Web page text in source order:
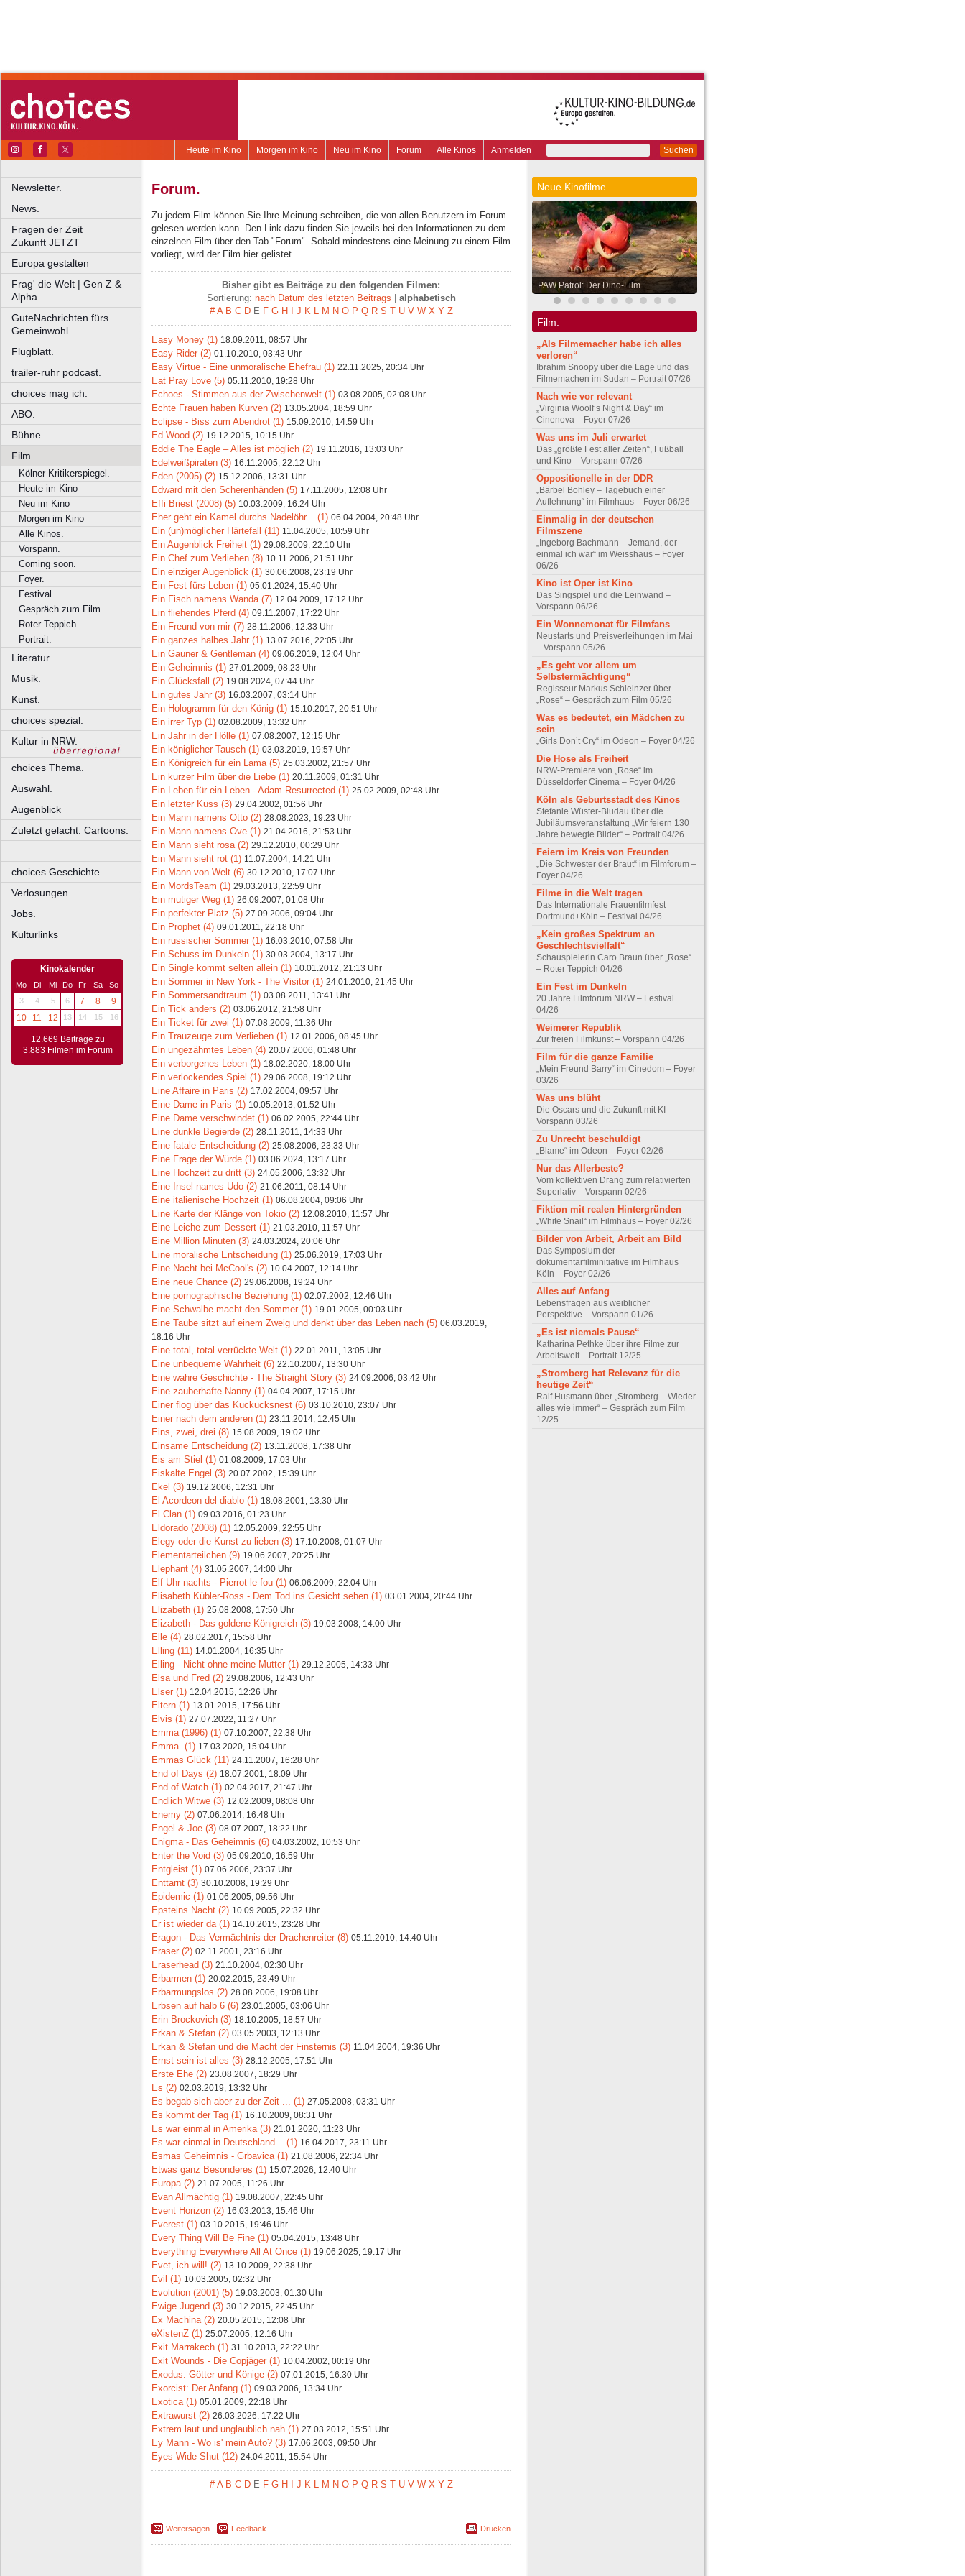
Suchen
Anmelden
Alle Kinos
Forum
Neu im Kino
Morgen im Kino
Heute im Kino
Newsletter.
News.
Fragen der Zeit
Zukunft JETZT
Europa gestalten
Frag' die Welt | Gen Z &
Alpha
GuteNachrichten fürs
Gemeinwohl
Flugblatt.
trailer-ruhr podcast.
choices mag ich.
ABO.
Bühne.
Film.
Kölner Kritikerspiegel.
Heute im Kino
Neu im Kino
Morgen im Kino
Alle Kinos.
Vorspann.
Coming soon.
Foyer.
Festival.
Gespräch zum Film.
Roter Teppich.
Portrait.
Literatur.
Musik.
Kunst.
choices spezial.
Kultur in NRW.
choices Thema.
Auswahl.
Augenblick
Zuletzt gelacht: Cartoons.
––––––––––––––––––––
choices Geschichte.
Verlosungen.
Jobs.
Kulturlinks
Kinokalender
Mo Di Mi Do Fr Sa
So
3
4 5 6 7 8
9
10
11 12 13 14 15 16
12.669 Beiträge zu
3.883 Filmen im Forum
Forum.
Zu jedem Film können Sie Ihre Meinung schreiben, die von allen Benutzern im Forum
gelesen werden kann. Den Link dazu finden Sie jeweils bei den Informationen zu dem
einzelnen Film über den Tab "Forum". Sobald mindestens eine Meinung zu einem Film
vorliegt, wird der Film hier gelistet.
Bisher gibt es Beiträge zu den folgenden Filmen:
Sortierung: nach Datum des letzten Beitrags | alphabetisch
# A B C DE F G H I J K L M N O P Q R S T U V W X Y Z
Easy Money (1) 18.09.2011, 08:57 Uhr
Easy Rider (2) 01.10.2010, 03:43 Uhr
Easy Virtue - Eine unmoralische Ehefrau (1) 22.11.2025, 20:34 Uhr
Eat Pray Love (5) 05.11.2010, 19:28 Uhr
Echoes - Stimmen aus der Zwischenwelt (1) 03.08.2005, 02:08 Uhr
Echte Frauen haben Kurven (2) 13.05.2004, 18:59 Uhr
Eclipse - Biss zum Abendrot (1) 15.09.2010, 14:59 Uhr
Ed Wood (2) 19.12.2015, 10:15 Uhr
Eddie The Eagle – Alles ist möglich (2) 19.11.2016, 13:03 Uhr
Edelweißpiraten (3) 16.11.2005, 22:12 Uhr
Eden (2005) (2) 15.12.2006, 13:31 Uhr
Edward mit den Scherenhänden (5) 17.11.2005, 12:08 Uhr
Effi Briest (2008) (5) 10.03.2009, 16:24 Uhr
Eher geht ein Kamel durchs Nadelöhr... (1) 06.04.2004, 20:48 Uhr
Ein (un)möglicher Härtefall (11) 11.04.2005, 10:59 Uhr
Ein Augenblick Freiheit (1) 29.08.2009, 22:10 Uhr
Ein Chef zum Verlieben (8) 10.11.2006, 21:51 Uhr
Ein einziger Augenblick (1) 30.06.2008, 23:19 Uhr
Ein Fest fürs Leben (1) 05.01.2024, 15:40 Uhr
Ein Fisch namens Wanda (7) 12.04.2009, 17:12 Uhr
Ein fliehendes Pferd (4) 09.11.2007, 17:22 Uhr
Ein Freund von mir (7) 28.11.2006, 12:33 Uhr
Ein ganzes halbes Jahr (1) 13.07.2016, 22:05 Uhr
Ein Gauner & Gentleman (4) 09.06.2019, 12:04 Uhr
Ein Geheimnis (1) 27.01.2009, 08:23 Uhr
Ein Glücksfall (2) 19.08.2024, 07:44 Uhr
Ein gutes Jahr (3) 16.03.2007, 03:14 Uhr
Ein Hologramm für den König (1) 15.10.2017, 20:51 Uhr
Ein irrer Typ (1) 02.08.2009, 13:32 Uhr
Ein Jahr in der Hölle (1) 07.08.2007, 12:15 Uhr
Ein königlicher Tausch (1) 03.03.2019, 19:57 Uhr
Ein Königreich für ein Lama (5) 25.03.2002, 21:57 Uhr
Ein kurzer Film über die Liebe (1) 20.11.2009, 01:31 Uhr
Ein Leben für ein Leben - Adam Resurrected (1) 25.02.2009, 02:48 Uhr
Ein letzter Kuss (3) 29.04.2002, 01:56 Uhr
Ein Mann namens Otto (2) 28.08.2023, 19:23 Uhr
Ein Mann namens Ove (1) 21.04.2016, 21:53 Uhr
Ein Mann sieht rosa (2) 29.12.2010, 00:29 Uhr
Ein Mann sieht rot (1) 11.07.2004, 14:21 Uhr
Ein Mann von Welt (6) 30.12.2010, 17:07 Uhr
Ein MordsTeam (1) 29.03.2013, 22:59 Uhr
Ein mutiger Weg (1) 26.09.2007, 01:08 Uhr
Ein perfekter Platz (5) 27.09.2006, 09:04 Uhr
Ein Prophet (4) 09.01.2011, 22:18 Uhr
Ein russischer Sommer (1) 16.03.2010, 07:58 Uhr
Ein Schuss im Dunkeln (1) 30.03.2004, 13:17 Uhr
Ein Single kommt selten allein (1) 10.01.2012, 21:13 Uhr
Ein Sommer in New York - The Visitor (1) 24.01.2010, 21:45 Uhr
Ein Sommersandtraum (1) 03.08.2011, 13:41 Uhr
Ein Tick anders (2) 03.06.2012, 21:58 Uhr
Ein Ticket für zwei (1) 07.08.2009, 11:36 Uhr
Ein Trauzeuge zum Verlieben (1) 12.01.2006, 08:45 Uhr
Ein ungezähmtes Leben (4) 20.07.2006, 01:48 Uhr
Ein verborgenes Leben (1) 18.02.2020, 18:00 Uhr
Ein verlockendes Spiel (1) 29.06.2008, 19:12 Uhr
Eine Affaire in Paris (2) 17.02.2004, 09:57 Uhr
Eine Dame in Paris (1) 10.05.2013, 01:52 Uhr
Eine Dame verschwindet (1) 06.02.2005, 22:44 Uhr
Eine dunkle Begierde (2) 28.11.2011, 14:33 Uhr
Eine fatale Entscheidung (2) 25.08.2006, 23:33 Uhr
Eine Frage der Würde (1) 03.06.2024, 13:17 Uhr
Eine Hochzeit zu dritt (3) 24.05.2006, 13:32 Uhr
Eine Insel names Udo (2) 21.06.2011, 08:14 Uhr
Eine italienische Hochzeit (1) 06.08.2004, 09:06 Uhr
Eine Karte der Klänge von Tokio (2) 12.08.2010, 11:57 Uhr
Eine Leiche zum Dessert (1) 21.03.2010, 11:57 Uhr
Eine Million Minuten (3) 24.03.2024, 20:06 Uhr
Eine moralische Entscheidung (1) 25.06.2019, 17:03 Uhr
Eine Nacht bei McCool's (2) 10.04.2007, 12:14 Uhr
Eine neue Chance (2) 29.06.2008, 19:24 Uhr
Eine pornographische Beziehung (1) 02.07.2002, 12:46 Uhr
Eine Schwalbe macht den Sommer (1) 19.01.2005, 00:03 Uhr
Eine Taube sitzt auf einem Zweig und denkt über das Leben nach (5) 06.03.2019,
18:16 Uhr
Eine total, total verrückte Welt (1) 22.01.2011, 13:05 Uhr
Eine unbequeme Wahrheit (6) 22.10.2007, 13:30 Uhr
Eine wahre Geschichte - The Straight Story (3) 24.09.2006, 03:42 Uhr
Eine zauberhafte Nanny (1) 04.04.2007, 17:15 Uhr
Einer flog über das Kuckucksnest (6) 03.10.2010, 23:07 Uhr
Einer nach dem anderen (1) 23.11.2014, 12:45 Uhr
Eins, zwei, drei (8) 15.08.2009, 19:02 Uhr
Einsame Entscheidung (2) 13.11.2008, 17:38 Uhr
Eis am Stiel (1) 01.08.2009, 17:03 Uhr
Eiskalte Engel (3) 20.07.2002, 15:39 Uhr
Ekel (3) 19.12.2006, 12:31 Uhr
El Acordeon del diablo (1) 18.08.2001, 13:30 Uhr
El Clan (1) 09.03.2016, 01:23 Uhr
Eldorado (2008) (1) 12.05.2009, 22:55 Uhr
Elegy oder die Kunst zu lieben (3) 17.10.2008, 01:07 Uhr
Elementarteilchen (9) 19.06.2007, 20:25 Uhr
Elephant (4) 31.05.2007, 14:00 Uhr
Elf Uhr nachts - Pierrot le fou (1) 06.06.2009, 22:04 Uhr
Elisabeth Kübler-Ross - Dem Tod ins Gesicht sehen (1) 03.01.2004, 20:44 Uhr
Elizabeth (1) 25.08.2008, 17:50 Uhr
Elizabeth - Das goldene Königreich (3) 19.03.2008, 14:00 Uhr
Elle (4) 28.02.2017, 15:58 Uhr
Elling (11) 14.01.2004, 16:35 Uhr
Elling - Nicht ohne meine Mutter (1) 29.12.2005, 14:33 Uhr
Elsa und Fred (2) 29.08.2006, 12:43 Uhr
Elser (1) 12.04.2015, 12:26 Uhr
Eltern (1) 13.01.2015, 17:56 Uhr
Elvis (1) 27.07.2022, 11:27 Uhr
Emma (1996) (1) 07.10.2007, 22:38 Uhr
Emma. (1) 17.03.2020, 15:04 Uhr
Emmas Glück (11) 24.11.2007, 16:28 Uhr
End of Days (2) 18.07.2001, 18:09 Uhr
End of Watch (1) 02.04.2017, 21:47 Uhr
Endlich Witwe (3) 12.02.2009, 08:08 Uhr
Enemy (2) 07.06.2014, 16:48 Uhr
Engel & Joe (3) 08.07.2007, 18:22 Uhr
Enigma - Das Geheimnis (6) 04.03.2002, 10:53 Uhr
Enter the Void (3) 05.09.2010, 16:59 Uhr
Entgleist (1) 07.06.2006, 23:37 Uhr
Enttarnt (3) 30.10.2008, 19:29 Uhr
Epidemic (1) 01.06.2005, 09:56 Uhr
Epsteins Nacht (2) 10.09.2005, 22:32 Uhr
Er ist wieder da (1) 14.10.2015, 23:28 Uhr
Eragon - Das Vermächtnis der Drachenreiter (8) 05.11.2010, 14:40 Uhr
Eraser (2) 02.11.2001, 23:16 Uhr
Eraserhead (3) 21.10.2004, 02:30 Uhr
Erbarmen (1) 20.02.2015, 23:49 Uhr
Erbarmungslos (2) 28.08.2006, 19:08 Uhr
Erbsen auf halb 6 (6) 23.01.2005, 03:06 Uhr
Erin Brockovich (3) 18.10.2005, 18:57 Uhr
Erkan & Stefan (2) 03.05.2003, 12:13 Uhr
Erkan & Stefan und die Macht der Finsternis (3) 11.04.2004, 19:36 Uhr
Ernst sein ist alles (3) 28.12.2005, 17:51 Uhr
Erste Ehe (2) 23.08.2007, 18:29 Uhr
Es (2) 02.03.2019, 13:32 Uhr
Es begab sich aber zu der Zeit ... (1) 27.05.2008, 03:31 Uhr
Es kommt der Tag (1) 16.10.2009, 08:31 Uhr
Es war einmal in Amerika (3) 21.01.2020, 11:23 Uhr
Es war einmal in Deutschland... (1) 16.04.2017, 23:11 Uhr
Esmas Geheimnis - Grbavica (1) 21.08.2006, 22:34 Uhr
Etwas ganz Besonderes (1) 15.07.2026, 12:40 Uhr
Europa (2) 21.07.2005, 11:26 Uhr
Evan Allmächtig (1) 19.08.2007, 22:45 Uhr
Event Horizon (2) 16.03.2013, 15:46 Uhr
Everest (1) 03.10.2015, 19:46 Uhr
Every Thing Will Be Fine (1) 05.04.2015, 13:48 Uhr
Everything Everywhere All At Once (1) 19.06.2025, 19:17 Uhr
Evet, ich will! (2) 13.10.2009, 22:38 Uhr
Evil (1) 10.03.2005, 02:32 Uhr
Evolution (2001) (5) 19.03.2003, 01:30 Uhr
Ewige Jugend (3) 30.12.2015, 22:45 Uhr
Ex Machina (2) 20.05.2015, 12:08 Uhr
eXistenZ (1) 25.07.2005, 12:16 Uhr
Exit Marrakech (1) 31.10.2013, 22:22 Uhr
Exit Wounds - Die Copjäger (1) 10.04.2002, 00:19 Uhr
Exodus: Götter und Könige (2) 07.01.2015, 16:30 Uhr
Exorcist: Der Anfang (1) 09.03.2006, 13:34 Uhr
Exotica (1) 05.01.2009, 22:18 Uhr
Extrawurst (2) 26.03.2026, 17:22 Uhr
Extrem laut und unglaublich nah (1) 27.03.2012, 15:51 Uhr
Ey Mann - Wo is' mein Auto? (3) 17.06.2003, 09:50 Uhr
Eyes Wide Shut (12) 24.04.2011, 15:54 Uhr
# A B C DE F G H I J K L M N O P Q R S T U V W X Y Z
Weitersagen Feedback Drucken
Neue Kinofilme
PAW Patrol: Der Dino-Film
Film.
„Als Filmemacher habe ich alles
verloren“
Ibrahim Snoopy über die Lage und das
Filmemachen im Sudan – Portrait 07/26
Nach wie vor relevant
„Virginia Woolf’s Night & Day“ im
Cinenova – Foyer 07/26
Was uns im Juli erwartet
Das „größte Fest aller Zeiten“, Fußball
und Kino – Vorspann 07/26
Oppositionelle in der DDR
„Bärbel Bohley – Tagebuch einer
Auflehnung“ im Filmhaus – Foyer 06/26
Einmalig in der deutschen
Filmszene
„Ingeborg Bachmann – Jemand, der
einmal ich war“ im Weisshaus – Foyer
06/26
Kino ist Oper ist Kino
Das Singspiel und die Leinwand –
Vorspann 06/26
Ein Wonnemonat für Filmfans
Neustarts und Preisverleihungen im Mai
– Vorspann 05/26
„Es geht vor allem um
Selbstermächtigung“
Regisseur Markus Schleinzer über
„Rose“ – Gespräch zum Film 05/26
Was es bedeutet, ein Mädchen zu
sein
„Girls Don’t Cry“ im Odeon – Foyer 04/26
Die Hose als Freiheit
NRW-Premiere von „Rose“ im
Düsseldorfer Cinema – Foyer 04/26
Köln als Geburtsstadt des Kinos
Stefanie Wüster-Bludau über die
Jubiläumsveranstaltung „Wir feiern 130
Jahre bewegte Bilder“ – Portrait 04/26
Feiern im Kreis von Freunden
„Die Schwester der Braut“ im Filmforum –
Foyer 04/26
Filme in die Welt tragen
Das Internationale Frauenfilmfest
Dortmund+Köln – Festival 04/26
„Kein großes Spektrum an
Geschlechtsvielfalt“
Schauspielerin Caro Braun über „Rose“
– Roter Teppich 04/26
Ein Fest im Dunkeln
20 Jahre Filmforum NRW – Festival
04/26
Weimerer Republik
Zur freien Filmkunst – Vorspann 04/26
Film für die ganze Familie
„Mein Freund Barry“ im Cinedom – Foyer
03/26
Was uns blüht
Die Oscars und die Zukunft mit KI –
Vorspann 03/26
Zu Unrecht beschuldigt
„Blame“ im Odeon – Foyer 02/26
Nur das Allerbeste?
Vom kollektiven Drang zum relativierten
Superlativ – Vorspann 02/26
Fiktion mit realen Hintergründen
„White Snail“ im Filmhaus – Foyer 02/26
Bilder von Arbeit, Arbeit am Bild
Das Symposium der
dokumentarfilminitiative im Filmhaus
Köln – Foyer 02/26
Alles auf Anfang
Lebensfragen aus weiblicher
Perspektive – Vorspann 01/26
„Es ist niemals Pause“
Katharina Pethke über ihre Filme zur
Arbeitswelt – Portrait 12/25
„Stromberg hat Relevanz für die
heutige Zeit“
Ralf Husmann über „Stromberg – Wieder
alles wie immer“ – Gespräch zum Film
12/25